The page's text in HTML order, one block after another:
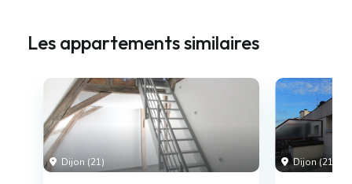
Les appartements similaires
Dijon (21) Dijon (21)